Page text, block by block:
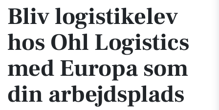
Bliv logistikelev
hos Ohl Logistics
med Europa som
din arbejdsplads